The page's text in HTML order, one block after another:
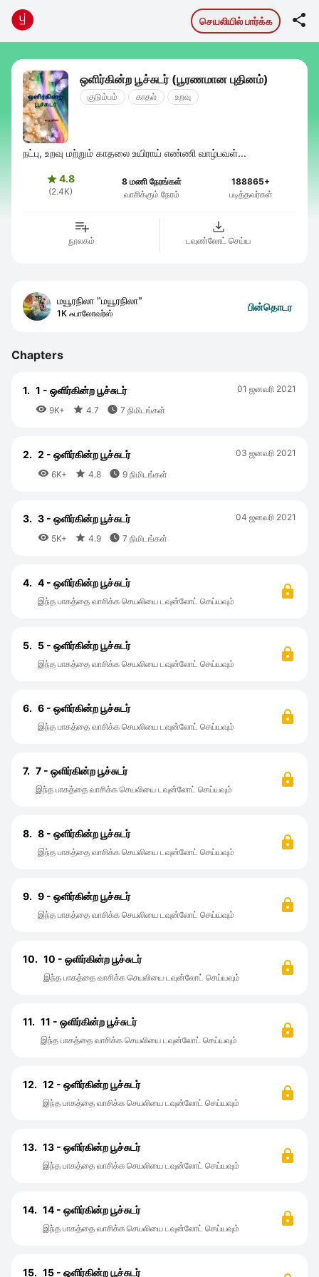
செயலியில் பார்க்க 
ஒளிர்கின்ற பூச்சுடர் (பூரணமான புதினம்)
குடும்பம் காதல் உறவு
நட்பு, உறவு மற்றும் காதலை உயிராய் எண்ணி வாழ்பவள்...
4.8
(2.4K)
8 மணி நேரங்கள்
வாசிக்கும் நேரம்
188865+
படித்தவர்கள்
நூலகம் டவுண்லோட் செய்ய
மயூரநிலா "மயூரநிலா"
1K ஃபாலோவர்ஸ்
பின்தொடர
Chapters
1. 1 - ஒளிர்கின்ற பூச்சுடர்
 9K+  4.7  7 நிமிடங்கள்
01 ஜனவரி 2021
2. 2 - ஒளிர்கின்ற பூச்சுடர்
 6K+  4.8  9 நிமிடங்கள்
03 ஜனவரி 2021
3. 3 - ஒளிர்கின்ற பூச்சுடர்
 5K+  4.9  7 நிமிடங்கள்
04 ஜனவரி 2021
4. 4 - ஒளிர்கின்ற பூச்சுடர்
இந்த பாகத்தை வாசிக்க செயலியை டவுன்லோட் செய்யவும்
5. 5 - ஒளிர்கின்ற பூச்சுடர்
இந்த பாகத்தை வாசிக்க செயலியை டவுன்லோட் செய்யவும்
6. 6 - ஒளிர்கின்ற பூச்சுடர்
இந்த பாகத்தை வாசிக்க செயலியை டவுன்லோட் செய்யவும்
7. 7 - ஒளிர்கின்ற பூச்சுடர்
இந்த பாகத்தை வாசிக்க செயலியை டவுன்லோட் செய்யவும்
8. 8 - ஒளிர்கின்ற பூச்சுடர்
இந்த பாகத்தை வாசிக்க செயலியை டவுன்லோட் செய்யவும்
9. 9 - ஒளிர்கின்ற பூச்சுடர்
இந்த பாகத்தை வாசிக்க செயலியை டவுன்லோட் செய்யவும்
10. 10 - ஒளிர்கின்ற பூச்சுடர்
இந்த பாகத்தை வாசிக்க செயலியை டவுன்லோட் செய்யவும்
11. 11 - ஒளிர்கின்ற பூச்சுடர்
இந்த பாகத்தை வாசிக்க செயலியை டவுன்லோட் செய்யவும்
12. 12 - ஒளிர்கின்ற பூச்சுடர்
இந்த பாகத்தை வாசிக்க செயலியை டவுன்லோட் செய்யவும்
13. 13 - ஒளிர்கின்ற பூச்சுடர்
இந்த பாகத்தை வாசிக்க செயலியை டவுன்லோட் செய்யவும்
14. 14 - ஒளிர்கின்ற பூச்சுடர்
இந்த பாகத்தை வாசிக்க செயலியை டவுன்லோட் செய்யவும்
15. 15 - ஒளிர்கின்ற பூச்சுடர்